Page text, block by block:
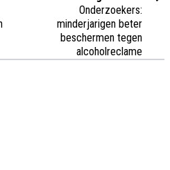
Onderzoekers:
minderjarigen beter
beschermen tegen
alcoholreclame